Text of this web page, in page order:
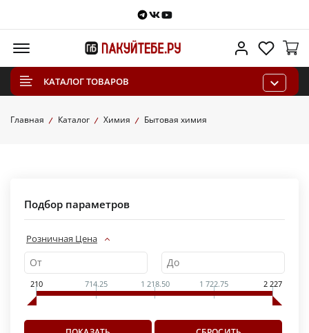
Telegram
VKontakte
Youtube
Личный
КАТАЛОГ ТОВАРОВ
Главная Каталог Химия Бытовая химия
Подбор параметров
Розничная Цена
210 714.25 1 218.50 1 722.75 2 227